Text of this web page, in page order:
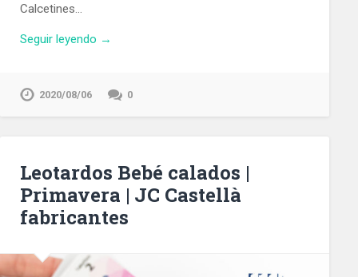
Calcetines…
Seguir leyendo →
2020/08/06 0
Leotardos Bebé calados |
Primavera | JC Castellà
fabricantes